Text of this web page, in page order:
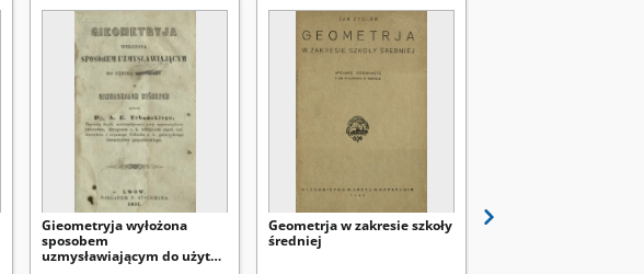
Gieometryja wyłożona
sposobem
uzmysławiającym do użytku
Geometrja w zakresie szkoły
średniej